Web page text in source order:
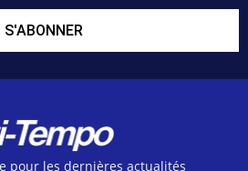
S'ABONNER
pour les dernières actualités